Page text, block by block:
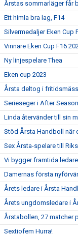
Årstas sommarläger får
Ett himla bra lag, F14
Silvermedaljer Eken Cup
Vinnare Eken Cup F16
Ny linjespelare Thea
Eken cup 2023
Årsta deltog i
Serieseger i After Season
Linda återvänder till sin
Stöd Årsta Handboll när
Sex Årsta-spelare till
Vi bygger framtida ledare
Damernas första
Årets ledare i Årsta
Årets ungdomsledare i
Årstabollen, 27 matcher
Sextiofem Hurra!